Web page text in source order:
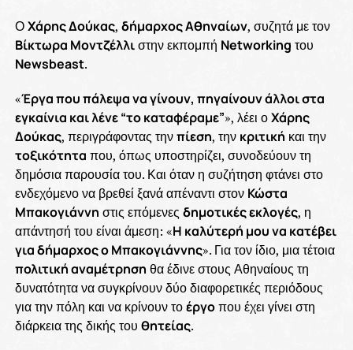
ΟΧάρης Δούκας, δήμαρχος Αθηναίων, συζητά με τον
Βίκτωρα Μοντζέλλιστην εκπομπή Networking του
Newsbeast.
«Έργα που πάλεψα να γίνουν, πηγαίνουν άλλοι στα
εγκαίνια και λένε “το καταφέραμε”», λέει οΧάρης
Δούκας, περιγράφοντας τηνπίεση, την κριτική και την
τοξικότητα που, όπως υποστηρίζει, συνοδεύουν τη
δημόσια παρουσία του. Και όταν η συζήτηση φτάνει στο
ενδεχόμενο να βρεθεί ξανά απέναντι στον Κώστα
Μπακογιάννη στις επόμενες δημοτικές εκλογές, η
απάντησή του είναι άμεση: «Η καλύτερή μου να κατέβει
για δήμαρχος ο Μπακογιάννης». Για τον ίδιο, μια τέτοια
πολιτική αναμέτρηση θα έδινε στους Αθηναίους τη
δυνατότητα να συγκρίνουν δύο διαφορετικές περιόδους
για την πόλη και να κρίνουν τοέργοπου έχει γίνει στη
διάρκεια της δικής του θητείας.